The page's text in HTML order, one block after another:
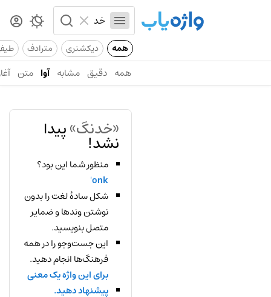
همه دیکشنری مترادف
همه دقیق مشابه آوا متن
«خدنگ»پیدا
نشد!
منظور شما این بود؟
onk'
شکل سادهٔ لغت را بدون
نوشتن وندها و ضمایر
متصل بنویسید.
این جست‌وجو را در همه
فرهنگ‌ها انجام دهید.
برای این واژه یک معنی
پیشنهاد دهید.